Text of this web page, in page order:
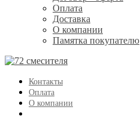
Оплата
Доставка
О компании
Памятка покупателю
Контакты
Оплата
О компании